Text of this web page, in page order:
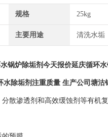
规格 25kg
主要用途 清洗水垢
锅炉除垢剂今天报价延庆循环
水除垢剂注重质量 生产公司 塘沽
散渗透剂和高效缓蚀剂等有机